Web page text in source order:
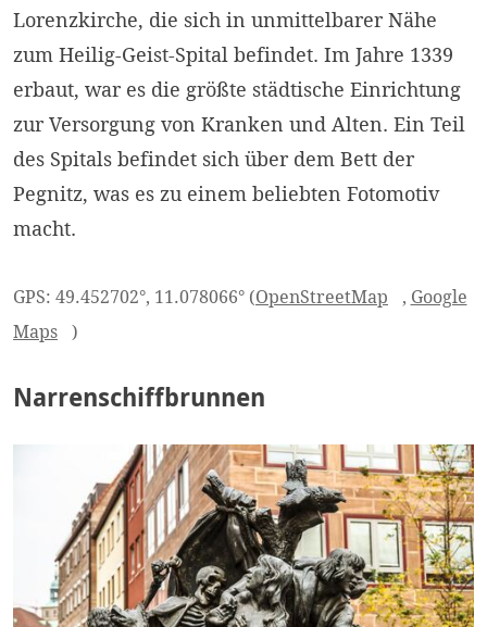
Lorenzkirche, die sich in unmittelbarer Nähe
zum Heilig-Geist-Spital befindet. Im Jahre 1339
erbaut, war es die größte städtische Einrichtung
zur Versorgung von Kranken und Alten. Ein Teil
des Spitals befindet sich über dem Bett der
Pegnitz, was es zu einem beliebten Fotomotiv
macht.
GPS: 49.452702°, 11.078066° (OpenStreetMap , Google
Maps
)
Narrenschiffbrunnen